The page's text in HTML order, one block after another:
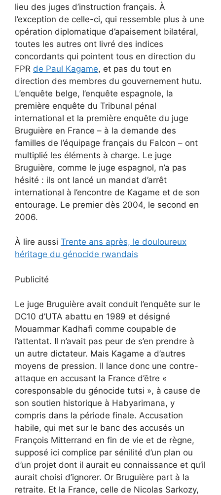
lieu des juges d’instruction français. À
l’exception de celle-ci, qui ressemble plus à une
opération diplomatique d’apaisement bilatéral,
toutes les autres ont livré des indices
concordants qui pointent tous en direction du
FPR de Paul Kagame, et pas du tout en
direction des membres du gouvernement hutu.
L’enquête belge, l’enquête espagnole, la
première enquête du Tribunal pénal
international et la première enquête du juge
Bruguière en France – à la demande des
familles de l’équipage français du Falcon – ont
multiplié les éléments à charge. Le juge
Bruguière, comme le juge espagnol, n’a pas
hésité : ils ont lancé un mandat d’arrêt
international à l’encontre de Kagame et de son
entourage. Le premier dès 2004, le second en
2006.
À lire aussi Trente ans après, le douloureux
héritage du génocide rwandais
Publicité
Le juge Bruguière avait conduit l’enquête sur le
DC10 d’UTA abattu en 1989 et désigné
Mouammar Kadhafi comme coupable de
l’attentat. Il n’avait pas peur de s’en prendre à
un autre dictateur. Mais Kagame a d’autres
moyens de pression. Il lance donc une contre-
attaque en accusant la France d’être «
coresponsable du génocide tutsi », à cause de
son soutien historique à Habyarimana, y
compris dans la période finale. Accusation
habile, qui met sur le banc des accusés un
François Mitterrand en fin de vie et de règne,
supposé ici complice par sénilité d’un plan ou
d’un projet dont il aurait eu connaissance et qu’il
aurait choisi d’ignorer. Or Bruguière part à la
retraite. Et la France, celle de Nicolas Sarkozy,